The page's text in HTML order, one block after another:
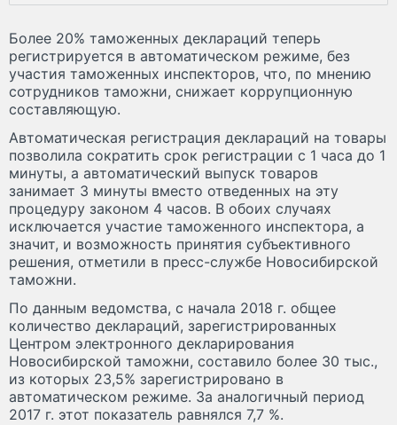
Более 20% таможенных деклараций теперь
регистрируется в автоматическом режиме, без
участия таможенных инспекторов, что, по мнению
сотрудников таможни, снижает коррупционную
составляющую.
Автоматическая регистрация деклараций на товары
позволила сократить срок регистрации с 1 часа до 1
минуты, а автоматический выпуск товаров
занимает 3 минуты вместо отведенных на эту
процедуру законом 4 часов. В обоих случаях
исключается участие таможенного инспектора, а
значит, и возможность принятия субъективного
решения, отметили в пресс-службе Новосибирской
таможни.
По данным ведомства, с начала 2018 г. общее
количество деклараций, зарегистрированных
Центром электронного декларирования
Новосибирской таможни, составило более 30 тыс.,
из которых 23,5% зарегистрировано в
автоматическом режиме. За аналогичный период
2017 г. этот показатель равнялся 7,7 %.